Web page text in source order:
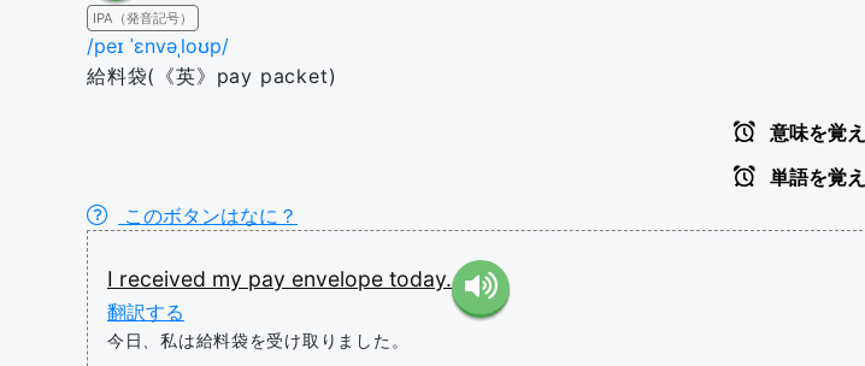
IPA（発音記号）
/peɪ ˈɛnvəˌloʊp/
給料袋(《英》pay packet)
意味を覚
単語を覚
このボタンはなに？
I received my pay envelope today.
翻訳する
今日、私は給料袋を受け取りました。